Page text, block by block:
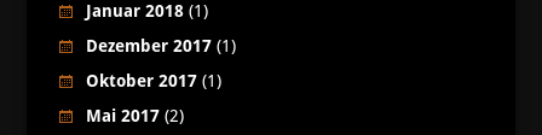
Januar 2018(1)
Dezember 2017(1)
Oktober 2017(1)
Mai 2017(2)